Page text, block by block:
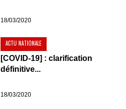
18/03/2020
ACTU NATIONALE
[COVID-19] : clarification
définitive...
18/03/2020